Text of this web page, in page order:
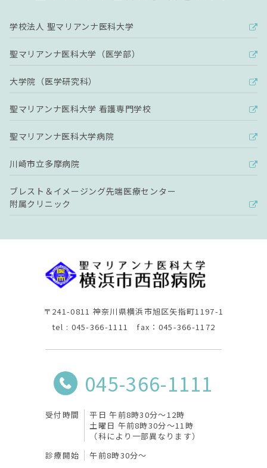
学校法人 聖マリアンナ医科大学
聖マリアンナ医科大学（医学部）
大学院（医学研究科）
聖マリアンナ医科大学 看護専門学校
聖マリアンナ医科大学病院
川崎市立多摩病院
ブレスト＆イメージング先端医療センター
附属クリニック
〒241-0811 神奈川県横浜市旭区矢指町1197-1
tel : 045-366-1111 fax：045-366-1172
045-366-1111
受付時間
平日 午前8時30分〜12時
土曜日 午前8時30分〜11時
（科により一部異なります）
診療開始
午前8時30分〜